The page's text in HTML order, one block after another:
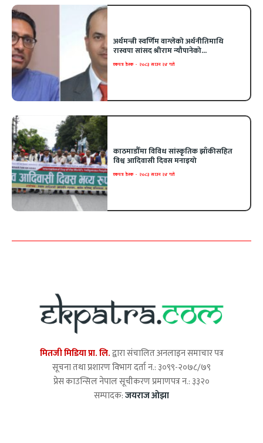
अर्थमन्त्री स्वर्णिम वाग्लेको अर्थनीतिमाथि
रास्वपा सांसद श्रीराम न्यौपानेको...
एकपत्र डेस्क - २०८३ साउन २४ गते
काठमाडौँमा विविध सांस्कृतिक झाँकीसहित
विश्व आदिवासी दिवस मनाइयो
एकपत्र डेस्क - २०८३ साउन २४ गते
मितजी मिडिया प्रा. लि.द्वारा संचालित अनलाइन समाचार पत्र
सूचना तथा प्रशारण विभाग दर्ता न.: ३०९९-२०७८/७९
प्रेस काउन्सिल नेपाल सूचीकरण प्रमाणपत्र न.: ३३२०
सम्पादक:जयराज ओझा